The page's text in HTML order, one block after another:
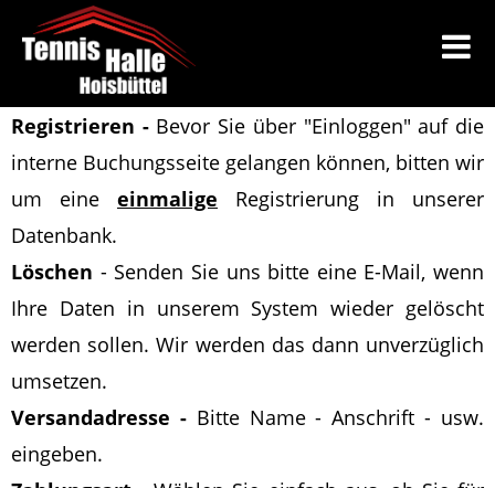
Registrieren - Bevor Sie über "Einloggen" auf die
interne Buchungsseite gelangen können, bitten wir
um eine einmalige Registrierung in unserer
Datenbank.
Löschen - Senden Sie uns bitte eine E-Mail, wenn
Ihre Daten in unserem System wieder gelöscht
werden sollen. Wir werden das dann unverzüglich
umsetzen.
Versandadresse - Bitte Name - Anschrift - usw.
eingeben.